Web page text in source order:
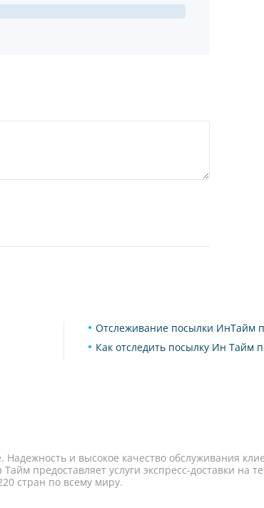
Отслеживание посылки ИнТайм
Как отследить посылку Ин Тайм
и высокое качество обслуживания
предоставляет услуги экспресс-доставки на
стран по всему миру.